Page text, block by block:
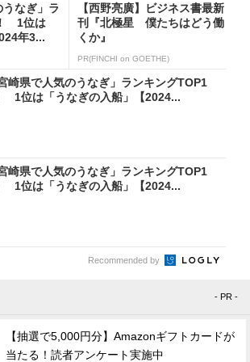
うなぎ」ラ
1位は
年3...
【西野亮廣】ビジネス書最新
刊『北極星 僕たちはどう働
くか』
PR(FINCHI on GOETHE)
宮崎県で人気のうなぎ」ランキングTOP1
1位は「うなぎの入船」【2024...
宮崎県で人気のうなぎ」ランキングTOP1
1位は「うなぎの入船」【2024...
Recommended by
- PR -
【抽選で5,000円分】Amazonギフトカードが
当たる！読者アンケート実施中